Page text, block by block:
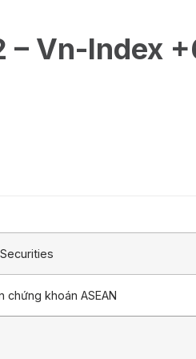
– Vn-Index
chứng khoán ASEAN